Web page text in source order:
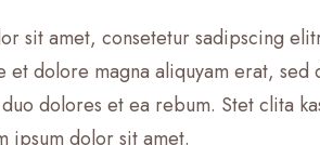
sit amet, consetetur sadipscing
et dolore magna aliquyam erat,
dolores et ea rebum. Stet clita
ipsum dolor sit amet.